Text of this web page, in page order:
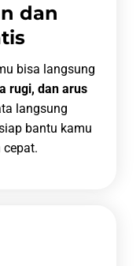
dan
bisa langsung
rugi, dan arus
langsung
bantu kamu